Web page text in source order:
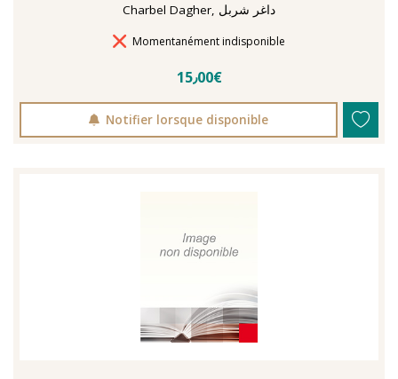
Charbel Dagher, داغر شربل
Délais de livraison
Momentanément indisponible
15٫00€
Notifier lorsque disponible